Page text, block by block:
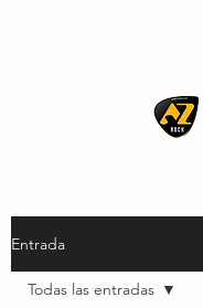
Entrada
Todas las entradas